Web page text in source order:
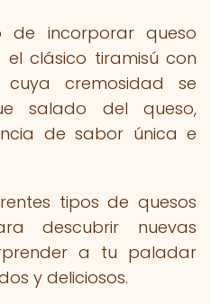
de incorporar queso
clásico tiramisú con
cuya cremosidad se
salado del queso,
de sabor única e
tipos de quesos
descubrir nuevas
a tu paladar
y deliciosos.